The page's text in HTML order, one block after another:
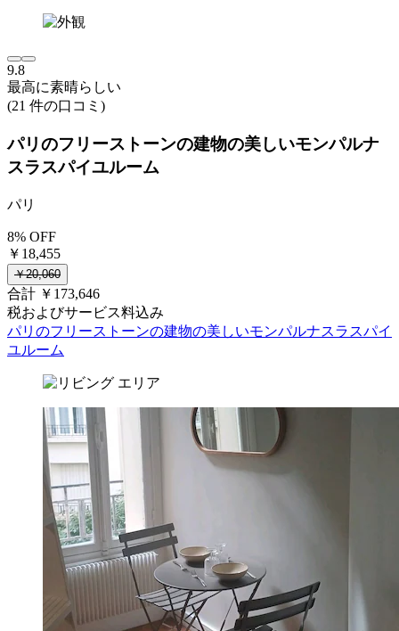
9.8
最高に素晴らしい
(21 件の口コミ)
パリのフリーストーンの建物の美しいモンパルナ
スラスパイユルーム
パリ
8% OFF
￥18,455
￥20,060
合計 ￥173,646
税およびサービス料込み
パリのフリーストーンの建物の美しいモンパルナスラスパイ
ユルーム